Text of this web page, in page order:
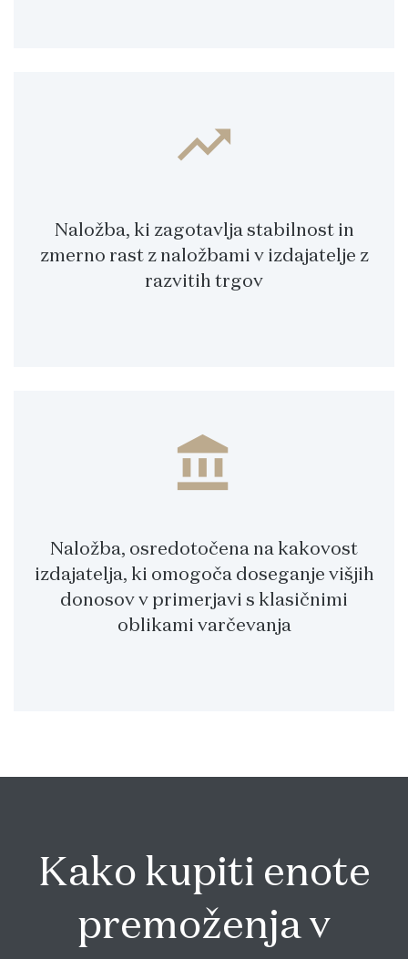
trending_up
Naložba, ki zagotavlja stabilnost in
zmerno rast z naložbami v izdajatelje z
razvitih trgov
account_balance
Naložba, osredotočena na kakovost
izdajatelja, ki omogoča doseganje višjih
donosov v primerjavi s klasičnimi
oblikami varčevanja
Kako kupiti enote
premoženja v